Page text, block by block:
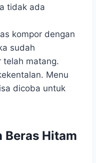
tidak ada
kompor dengan
sudah
telah matang.
Menu
dicoba untuk
Beras Hitam